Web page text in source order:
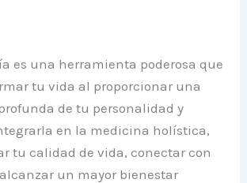
es una herramienta poderosa que
tu vida al proporcionar una
de tu personalidad y
en la medicina holística,
tu calidad de vida, conectar con
un mayor bienestar